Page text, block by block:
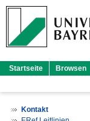
Startseite Browsen
Kontakt